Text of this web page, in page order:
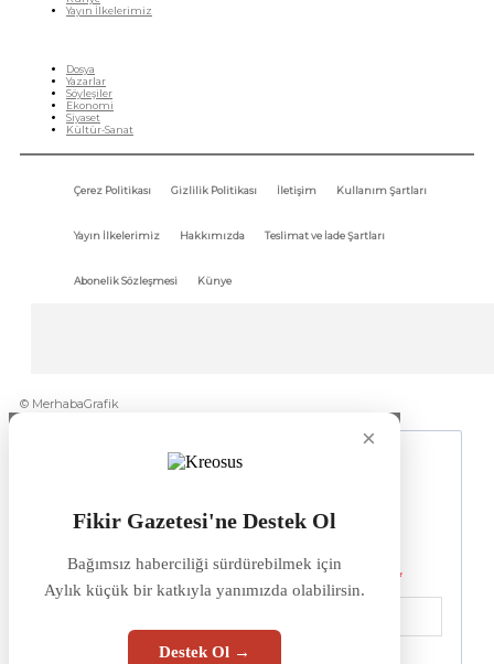
Yayın İlkelerimiz
Dosya
Yazarlar
Söyleşiler
Ekonomi
Siyaset
Kültür-Sanat
Çerez Politikası Gizlilik Politikası İletişim Kullanım Şartları
Yayın İlkelerimiz Hakkımızda Teslimat ve İade Şartları
Abonelik Sözleşmesi Künye
© MerhabaGrafik
×
Fikir Gazetesi'ne Destek Ol
Bağımsız haberciliği sürdürebilmek için
Aylık küçük bir katkıyla yanımızda olabilirsin.
Destek Ol →